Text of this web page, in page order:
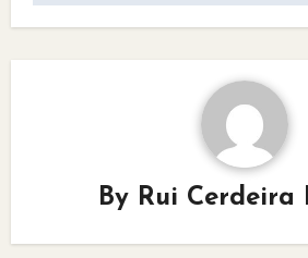
By Rui Cerdeira